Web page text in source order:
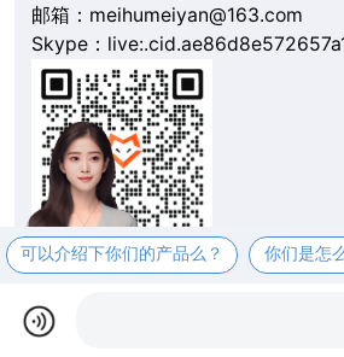
邮箱：meihumeiyan@163.com
Skype：
可以介绍下你们的产品么？ 你们是怎